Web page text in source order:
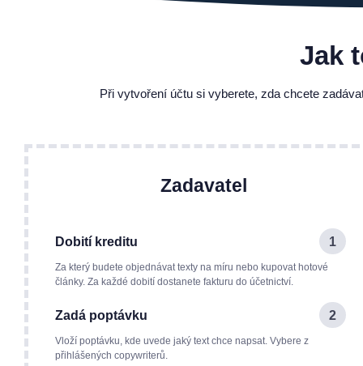
Jak
Při vytvoření účtu si vyberete, zda chcete
Zadavatel
Dobití kreditu 1
Za který budete objednávat texty na míru nebo kupovat hotové
články. Za každé dobití dostanete fakturu do účetnictví.
Zadá poptávku 2
Vloží poptávku, kde uvede jaký text chce napsat. Vybere z
přihlášených copywriterů.